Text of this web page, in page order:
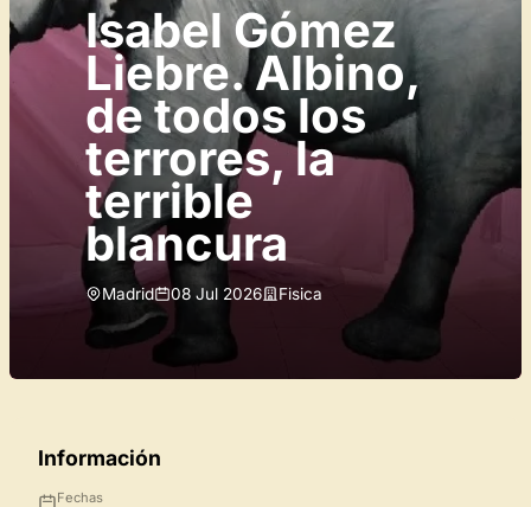
Isabel Gómez
Liebre. Albino,
de todos los
terrores, la
terrible
blancura
Madrid 08 Jul 2026 Fisica
Información
Fechas